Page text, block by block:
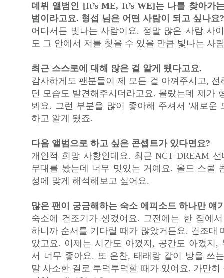
데뷔 앨범인 [It’s ME, It’s WE]는 나를 찾아가
범이라고요. 형섭 님은 어떤 사람이 되고 싶나요?
어디서든 빛나는 사람이요. 정말 많은 사람 사
도 그 안에서 저를 찾을 수 있을 만큼 빛나는 사
최근 스스로에 대해 많은 걸 알게 됐다고요.
감사하게도 팬분들이 제 모든 걸 아껴주시고, 전
던 모습도 발견해주시더라고요. 몰랐는데 제가
봐요. 그런 부분을 많이 좋아해 주셔서 '새로운
하고 알게 됐죠.
다음 앨범으로 하고 싶은 콘셉트가 있다면요?
개인적 희망 사항인데요. 최근 NCT DREAM 선
무대를 봤는데 너무 멋있는 거예요. 올드 스쿨
성에 맞게 해석해보고 싶어요.
많은 팬이 궁금해하는 숙소 에피소드 하나만 얘
숙소에 건조기가 생겼어요. 그전에는 한 집에
하니까 순서를 기다릴 때가 많았거든요. 건조대
았고요. 이제는 시간도 아꼈지, 공간도 아꼈지,
서 너무 좋아요. 또 은찬, 태래랑 같이 방을 쓰
말 사소한 걸로 투덕투덕할 때가 있어요. 가만히